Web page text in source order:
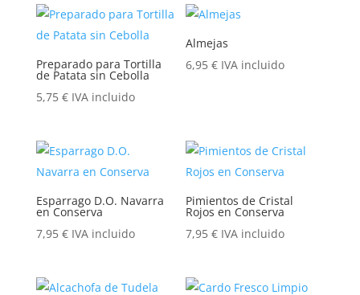
Preparado para Tortilla
de Patata sin Cebolla
5,75 € IVA incluido
Almejas
6,95€ IVA incluido
Esparrago D.O. Navarra
en Conserva
7,95 € IVA incluido
Pimientos de Cristal
Rojos en Conserva
7,95€ IVA incluido